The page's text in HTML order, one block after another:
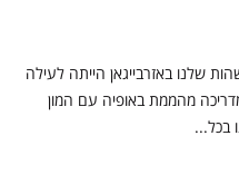
שלנו באזרבייגאן הייתה לעילה
מהממת באופיה עם המון
בכל...